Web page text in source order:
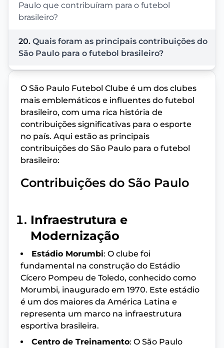
Paulo que contribuíram para o futebol
brasileiro?
20. Quais foram as principais contribuições do
São Paulo para o futebol brasileiro?
O São Paulo Futebol Clube é um dos clubes
mais emblemáticos e influentes do futebol
brasileiro, com uma rica história de
contribuições significativas para o esporte
no país. Aqui estão as principais
contribuições do São Paulo para o futebol
brasileiro:
Contribuições do São Paulo
Infraestrutura e
Modernização
Estádio Morumbi: O clube foi
fundamental na construção do Estádio
Cícero Pompeu de Toledo, conhecido como
Morumbi, inaugurado em 1970. Este estádio
é um dos maiores da América Latina e
representa um marco na infraestrutura
esportiva brasileira.
Centro de Treinamento: O São Paulo